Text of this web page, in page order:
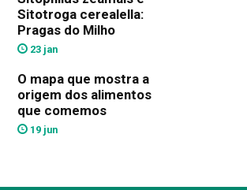
Sitotroga cerealella:
Pragas do Milho
23 jan
O mapa que mostra a
origem dos alimentos
que comemos
19 jun